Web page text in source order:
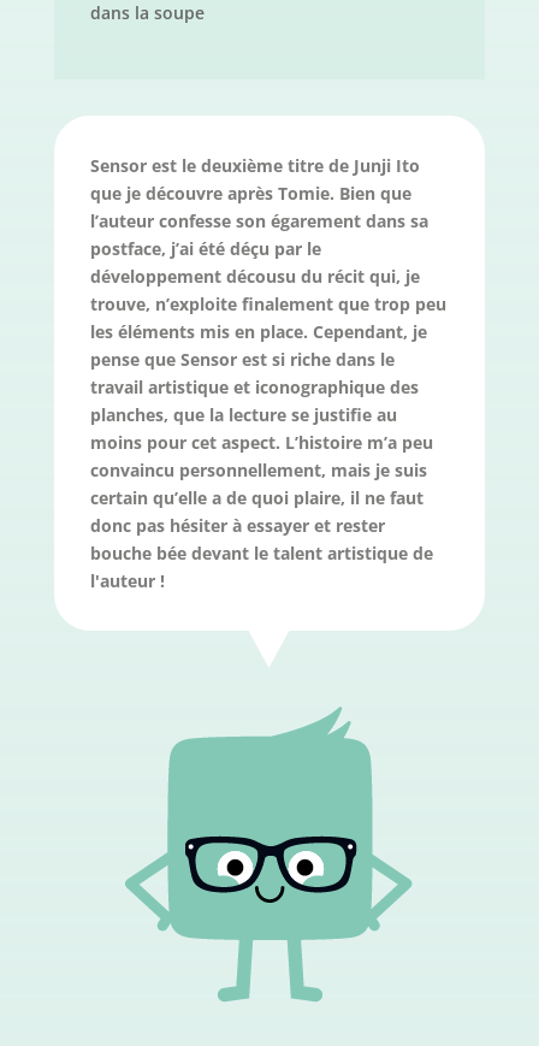
dans la soupe
Sensor est le deuxième titre de Junji Ito
que je découvre après Tomie. Bien que
l’auteur confesse son égarement dans sa
postface, j’ai été déçu par le
développement décousu du récit qui, je
trouve, n’exploite finalement que trop peu
les éléments mis en place. Cependant, je
pense que Sensor est si riche dans le
travail artistique et iconographique des
planches, que la lecture se justifie au
moins pour cet aspect. L’histoire m’a peu
convaincu personnellement, mais je suis
certain qu’elle a de quoi plaire, il ne faut
donc pas hésiter à essayer et rester
bouche bée devant le talent artistique de
l'auteur !